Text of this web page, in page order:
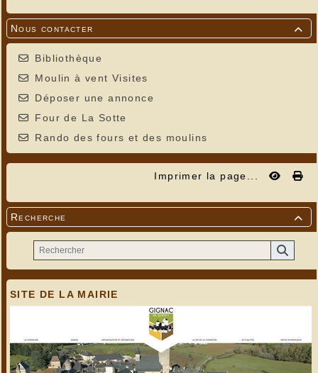

Nous contacter
Bibliothèque
Moulin à vent Visites
Déposer une annonce
Four de La Sotte
Rando des fours et des moulins
Imprimer la page...

Recherche
SITE DE LA MAIRIE